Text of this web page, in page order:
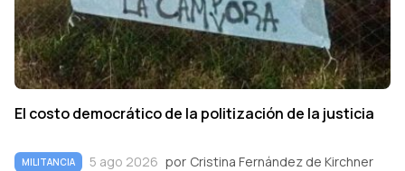
El costo democrático de la politización de la justicia
MILITANCIA 5 ago 2026 por Cristina Fernández de Kirchner